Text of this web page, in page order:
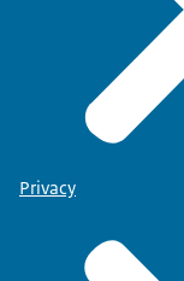
Privacy